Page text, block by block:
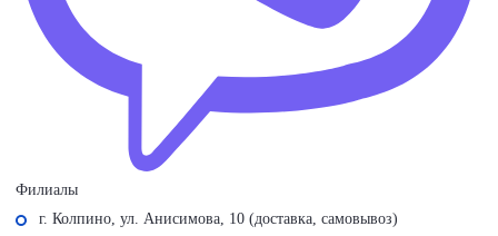
Филиалы
г. Колпино, ул. Анисимова, 10 (доставка, самовывоз)